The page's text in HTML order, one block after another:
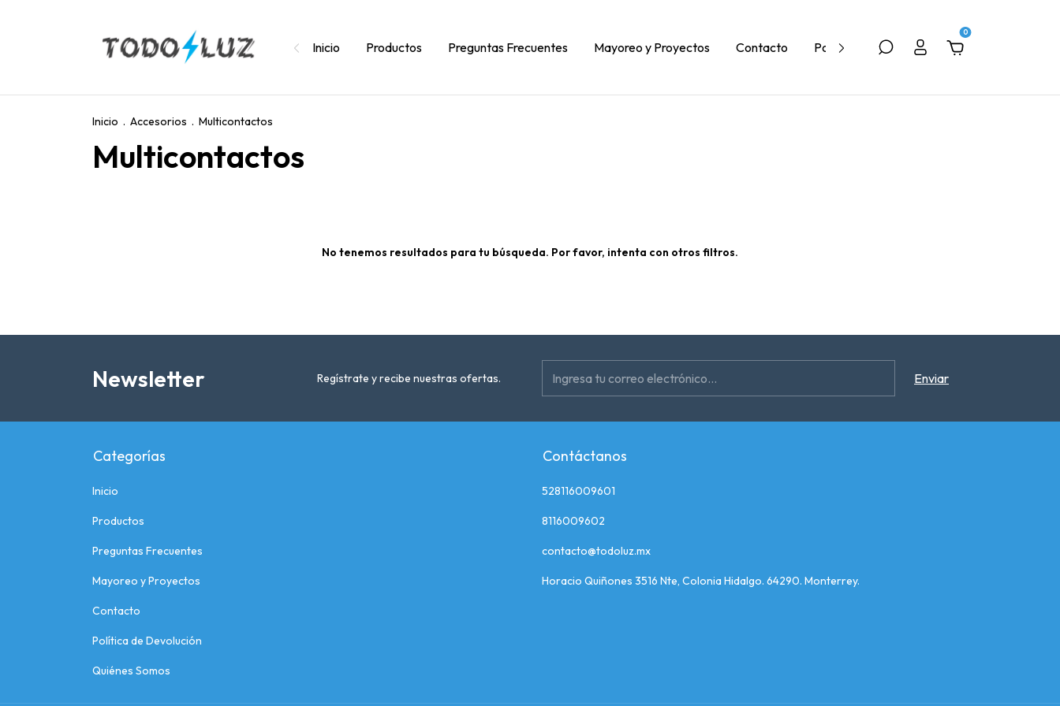
Inicio Productos Preguntas Frecuentes Mayoreo y Proyectos Contacto Política de Devolución Quiénes Somos
0
Inicio . Accesorios . Multicontactos
Multicontactos
No tenemos resultados para tu búsqueda. Por favor, intenta con otros filtros.
Newsletter Regístrate y recibe nuestras ofertas.
Categorías
Inicio
Productos
Preguntas Frecuentes
Mayoreo y Proyectos
Contacto
Política de Devolución
Quiénes Somos
Contáctanos
528116009601
8116009602
contacto@todoluz.mx
Horacio Quiñones 3516 Nte, Colonia Hidalgo. 64290. Monterrey.